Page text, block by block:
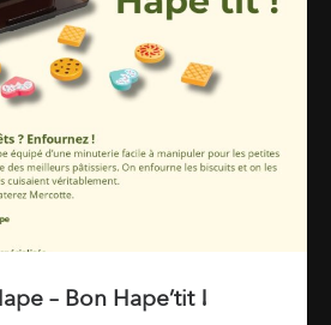
– Bon Hape’tit !